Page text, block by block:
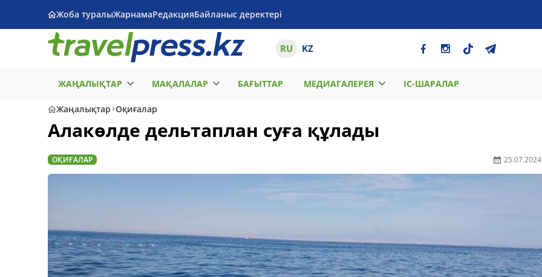
Жоба туралыЖарнамаРедакцияБайланыс деректері
RU KZ
ЖАҢАЛЫҚТАР МАҚАЛАЛАР БАҒЫТТАР МЕДИАГАЛЕРЕЯ ІС-ШАРАЛАР
Жаңалықтар Оқиғалар
Алакөлде дельтаплан суға құлады
ОҚИҒАЛАР 25.07.2024